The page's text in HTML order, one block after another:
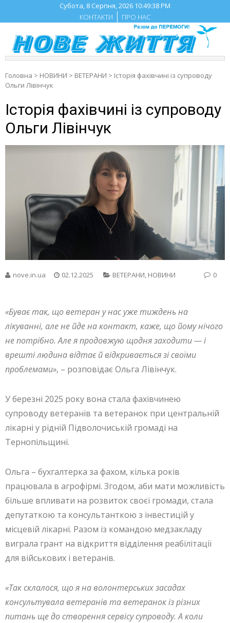
content
Субота, 8 Серпня, 2026 10:49:39 PM
КОНТАКТИ
ПРО НАС
Головна > НОВИНИ > ВЕТЕРАНИ > Історія фахівчині із супроводу
Ольги Лівінчук
Історія фахівчині із супроводу
Ольги Лівінчук
nove.in.ua 02.12.2025 ВЕТЕРАНИ, НОВИНИ 0
«Буває так, що ветеран у нас уже тиждень на
лікуванні, але не йде на контакт, каже, що йому нічого
не потрібно. Але я продовжую щодня заходити — і
врешті людина відтає й відкривається зі своїми
проблемами», – розповідає Ольга Лівінчук.
У березні 2025 року вона стала фахівчинею
супроводу ветеранів та ветеранок при центральній
лікарні у рідній Підволочиській громаді на
Тернопільщині.
Ольга – бухгалтерка за фахом, кілька років
працювала в агрофірмі. Згодом, аби мати можливість
більше впливати на розвиток своєї громади, стала
депутаткою та консультанткою з інвестицій у
місцевій лікарні. Разом із командою медзакладу
виграла грант на відкриття відділення реабілітації
для військових і ветеранів.
«Так склалося, що я на волонтерських засадах
консультувала ветеранів та ветеранок із різних
питань ще до створення сервісу супроводу. А коли